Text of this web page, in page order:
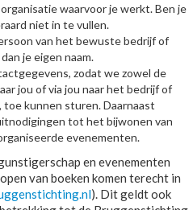
waarvoor je werkt. Ben je
niet in te vullen.
van het bewuste bedrijf of
je eigen naam.
zodat we zowel de
jou of via jou naar het bedrijf of
kunnen sturen. Daarnaast
tot het bijwonen van
evenementen.
en evenementen
van boeken komen terecht in
). Dit geldt ook